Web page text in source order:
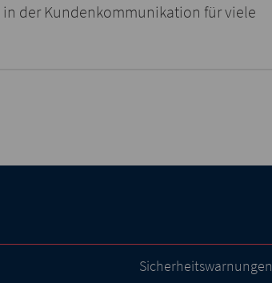
der Kundenkommunikation für viele
Sicherheitswarnungen